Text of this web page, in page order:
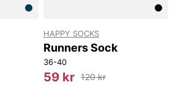
HAPPY SOCKS
Runners Sock
36-40
59 kr 120 kr